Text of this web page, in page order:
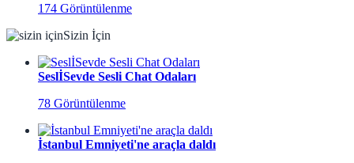
174 Görüntülenme
Sizin İçin
SeslİSevde Sesli Chat Odaları
78 Görüntülenme
İstanbul Emniyeti'ne araçla daldı